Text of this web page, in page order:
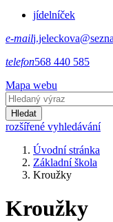
jídelníček
e-mail
telefon568 440 585
Mapa webu
Hledat
rozšířené vyhledávání
Úvodní stránka
Základní škola
Kroužky
Kroužky